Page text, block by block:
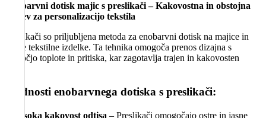
Enobarvni dotisk majic s preslikači – Kakovostna in obstojna
rešitev za personalizacijo tekstila
Preslikači so priljubljena metoda za enobarvni dotisk na majice in
druge tekstilne izdelke. Ta tehnika omogoča prenos dizajna s
pomočjo toplote in pritiska, kar zagotavlja trajen in kakovosten
Prednosti enobarvnega dotiska s preslikači:
Visoka kakovost odtisa – Preslikači omogočajo ostre in jasne